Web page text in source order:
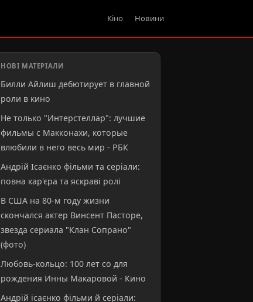
Кіно Новини
НОВІ МАТЕРІАЛИ
Билли Айлиш дебютирует в главной
роли в кино
Не только "Интерстеллар": лучшие
фильмы с Макконахи, которые
влюбили в него весь мир - РБК
Андрій Ісаєнко фільми та серіали:
повна кар'єра та яскраві ролі
В США на 80-м году жизни
скончался актер Винсент Пасторе,
звезда сериала "Клан Сопрано"
(фото)
Любовь-кольцо: 100 лет со для
рождения Инны Макаровой - Кино
Андрій ісаєнко фільми й серіали: